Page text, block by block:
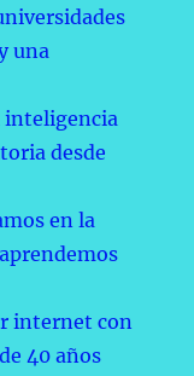
una
inteligencia
desde
en la
internet con
40 años